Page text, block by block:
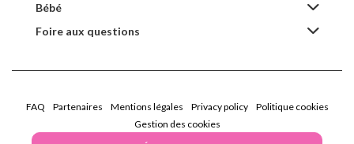
Bébé
Foire aux questions
FAQ Partenaires Mentions légales Privacy policy
Politique cookies
Gestion des cookies